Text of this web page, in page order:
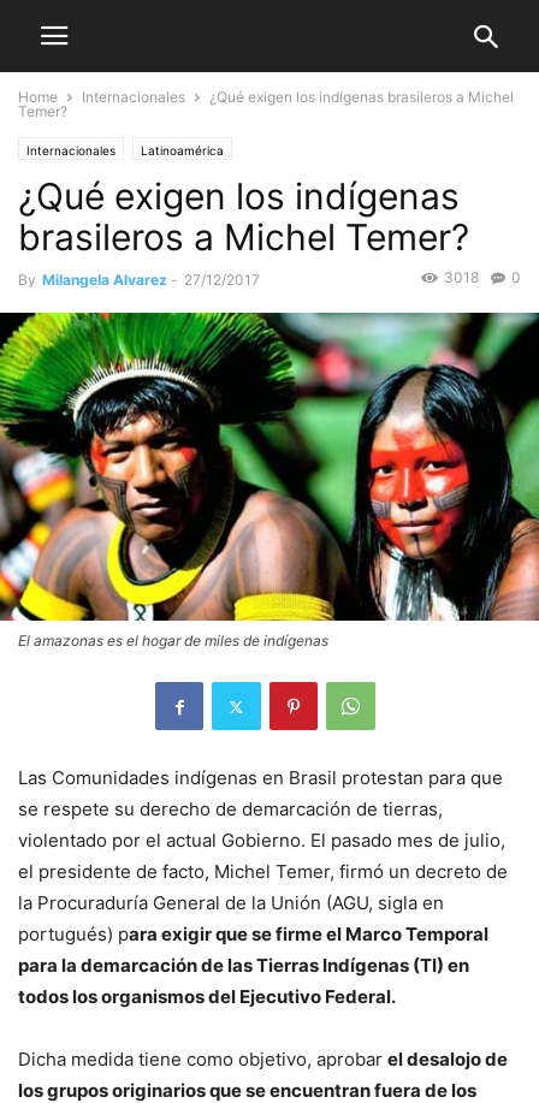
Home Internacionales
¿Qué exigen los indígenas brasileros a Michel
Temer?
Internacionales Latinoamérica
¿Qué exigen los indígenas
brasileros a Michel Temer?
By Milangela Alvarez - 27/12/2017 0
3018
El amazonas es el hogar de miles de indígenas
Las Comunidades indígenas en Brasil protestan para que
se respete su derecho de demarcación de tierras,
violentado por el actual Gobierno. El pasado mes de julio,
el presidente de facto, Michel Temer, firmó un decreto de
la Procuraduría General de la Unión (AGU, sigla en
portugués) para exigir que se firme el Marco Temporal
para la demarcación de las Tierras Indígenas (TI) en
todos los organismos del Ejecutivo Federal.
Dicha medida tiene como objetivo, aprobar el desalojo de
los grupos originarios que se encuentran fuera de los